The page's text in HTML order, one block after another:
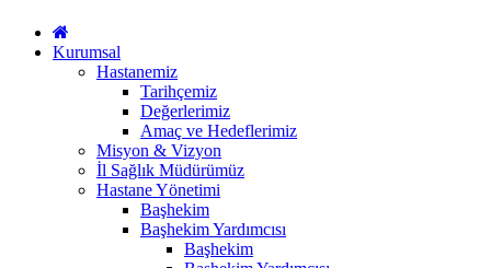
Kurumsal
Hastanemiz
Tarihçemiz
Değerlerimiz
Amaç ve Hedeflerimiz
Misyon & Vizyon
İl Sağlık Müdürümüz
Hastane Yönetimi
Başhekim
Başhekim Yardımcısı
Başhekim